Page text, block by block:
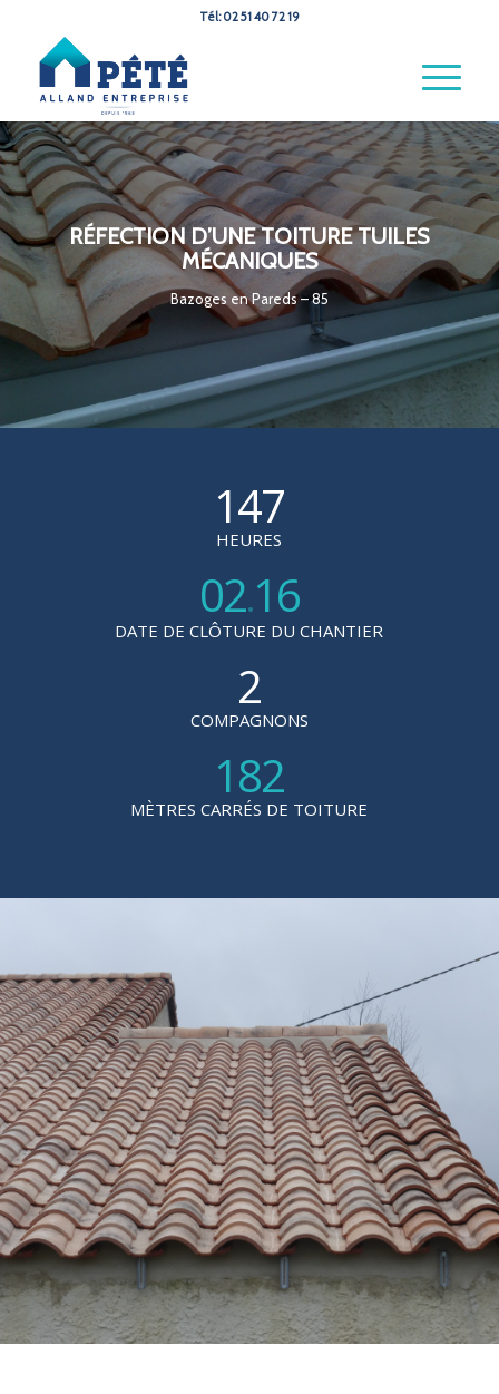
Tél: 02 51 40 72 19
RÉFECTION D’UNE TOITURE TUILES
MÉCANIQUES
Bazoges en Pareds – 85
147
HEURES
02.16
DATE DE CLÔTURE DU CHANTIER
2
COMPAGNONS
182
MÈTRES CARRÉS DE TOITURE